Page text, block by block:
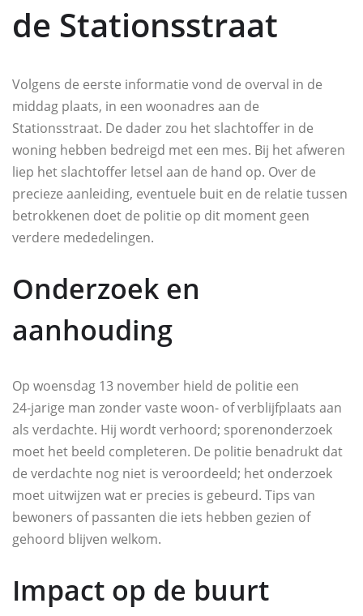
de Stationsstraat
Volgens de eerste informatie vond de overval in de
middag plaats, in een woonadres aan de
Stationsstraat. De dader zou het slachtoffer in de
woning hebben bedreigd met een mes. Bij het afweren
liep het slachtoffer letsel aan de hand op. Over de
precieze aanleiding, eventuele buit en de relatie tussen
betrokkenen doet de politie op dit moment geen
verdere mededelingen.
Onderzoek en
aanhouding
Op woensdag 13 november hield de politie een
24‑jarige man zonder vaste woon- of verblijfplaats aan
als verdachte. Hij wordt verhoord; sporenonderzoek
moet het beeld completeren. De politie benadrukt dat
de verdachte nog niet is veroordeeld; het onderzoek
moet uitwijzen wat er precies is gebeurd. Tips van
bewoners of passanten die iets hebben gezien of
gehoord blijven welkom.
Impact op de buurt